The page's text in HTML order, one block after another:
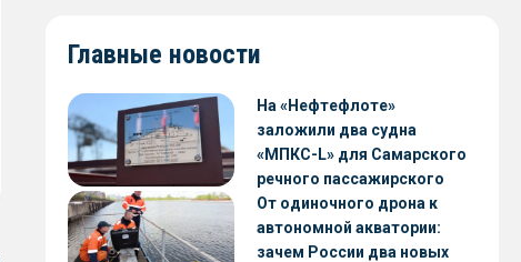
Главные новости
На «Нефтефлоте»
заложили два судна
«МПКС-L» для Самарского
речного пассажирского
предприятия
От одиночного дрона к
автономной акватории:
зачем России два новых